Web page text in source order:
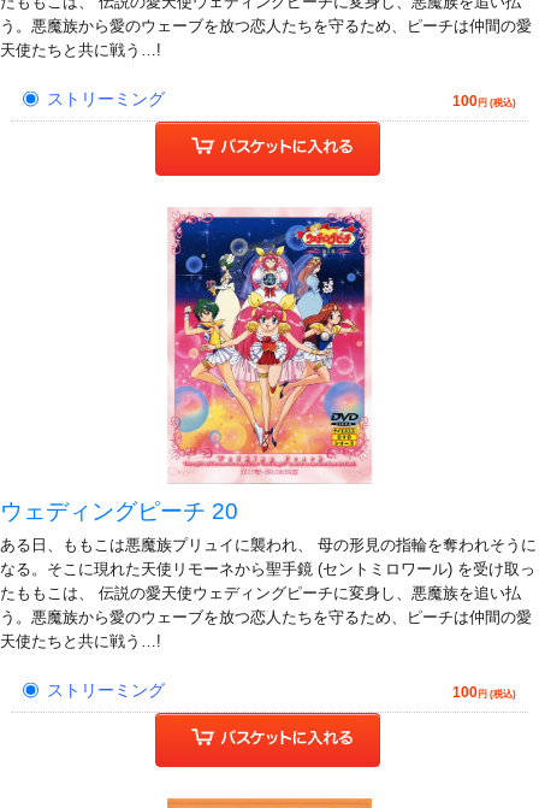
う。悪魔族から愛のウェーブを放つ恋人たちを守るため、ピーチは仲間の愛
天使たちと共に戦う…!
ストリーミング 100円 (税込)
ウェディングピーチ 20
ある日、ももこは悪魔族プリュイに襲われ、 母の形見の指輪を奪われそうに
なる。そこに現れた天使リモーネから聖手鏡 (セントミロワール) を受け取っ
たももこは、 伝説の愛天使ウェディングピーチに変身し、悪魔族を追い払
う。悪魔族から愛のウェーブを放つ恋人たちを守るため、ピーチは仲間の愛
天使たちと共に戦う…!
ストリーミング 100円 (税込)